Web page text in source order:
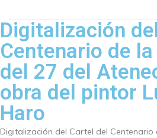
Digitalización
Centenario de
del 27 del
obra del pintor
Haro
Digitalización del Cartel del Centenario